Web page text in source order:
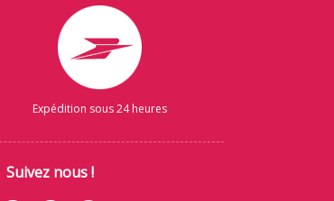
Expédition sous 24 heures
Suivez nous !